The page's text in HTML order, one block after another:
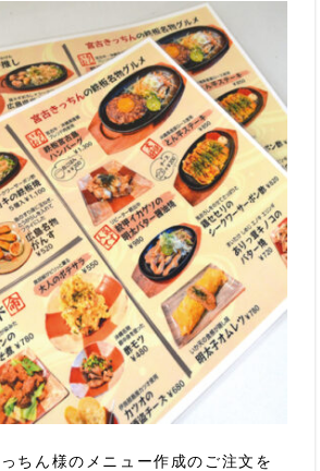
ちん様のメニュー作成のご注文を